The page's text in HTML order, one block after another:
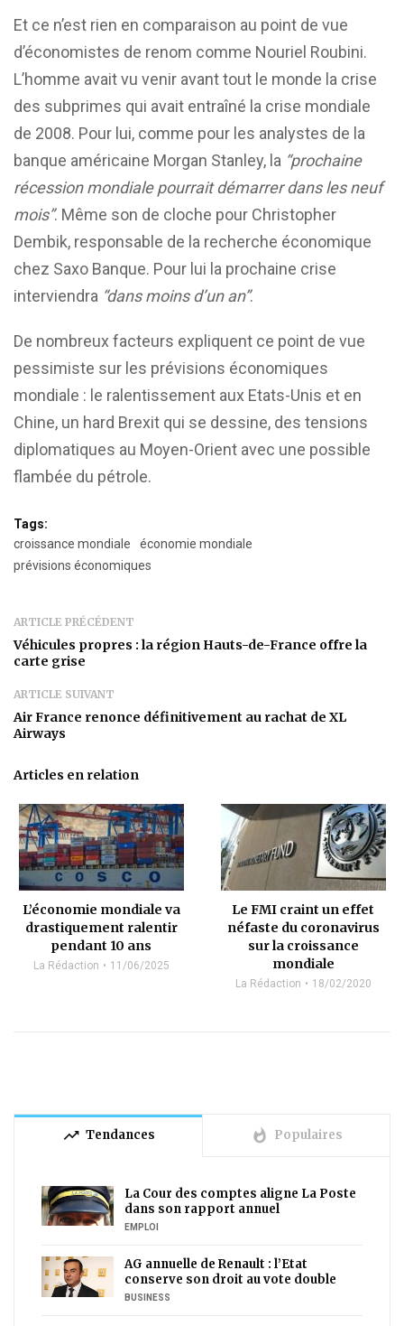
Et ce n’est rien en comparaison au point de vue
d’économistes de renom comme Nouriel Roubini.
L’homme avait vu venir avant tout le monde la crise
des subprimes qui avait entraîné la crise mondiale
de 2008. Pour lui, comme pour les analystes de la
banque américaine Morgan Stanley, la “prochaine
récession mondiale pourrait démarrer dans les neuf
mois”. Même son de cloche pour Christopher
Dembik, responsable de la recherche économique
chez Saxo Banque. Pour lui la prochaine crise
interviendra “dans moins d’un an”.
De nombreux facteurs expliquent ce point de vue
pessimiste sur les prévisions économiques
mondiale : le ralentissement aux Etats-Unis et en
Chine, un hard Brexit qui se dessine, des tensions
diplomatiques au Moyen-Orient avec une possible
flambée du pétrole.
Tags:
croissance mondiale
économie mondiale
prévisions économiques
ARTICLE PRÉCÉDENT
Véhicules propres : la région Hauts-de-France offre la
carte grise
ARTICLE SUIVANT
Air France renonce définitivement au rachat de XL
Airways
Articles en relation
L’économie mondiale va
drastiquement ralentir
pendant 10 ans
La Rédaction 11/06/2025
Le FMI craint un effet
néfaste du coronavirus
sur la croissance
mondiale
La Rédaction 18/02/2020
trending_up Tendances whatshot Populaires
La Cour des comptes aligne La Poste
dans son rapport annuel
EMPLOI
AG annuelle de Renault : l’Etat
conserve son droit au vote double
BUSINESS